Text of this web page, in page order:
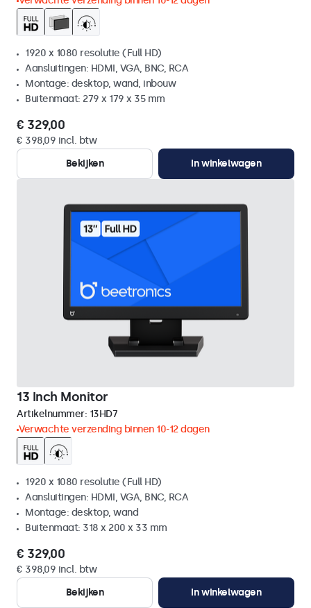
1920 x 1080 resolutie (Full HD)
Aansluitingen: HDMI, VGA, BNC, RCA
Montage: desktop, wand, inbouw
Buitenmaat: 279 x 179 x 35 mm
€ 329,00
€ 398,09 incl. btw
Bekijken
In winkelwagen
13 Inch Monitor
Artikelnummer: 13HD7
Verwachte verzending binnen 10-12 dagen
1920 x 1080 resolutie (Full HD)
Aansluitingen: HDMI, VGA, BNC, RCA
Montage: desktop, wand
Buitenmaat: 318 x 200 x 33 mm
€ 329,00
€ 398,09 incl. btw
Bekijken
In winkelwagen